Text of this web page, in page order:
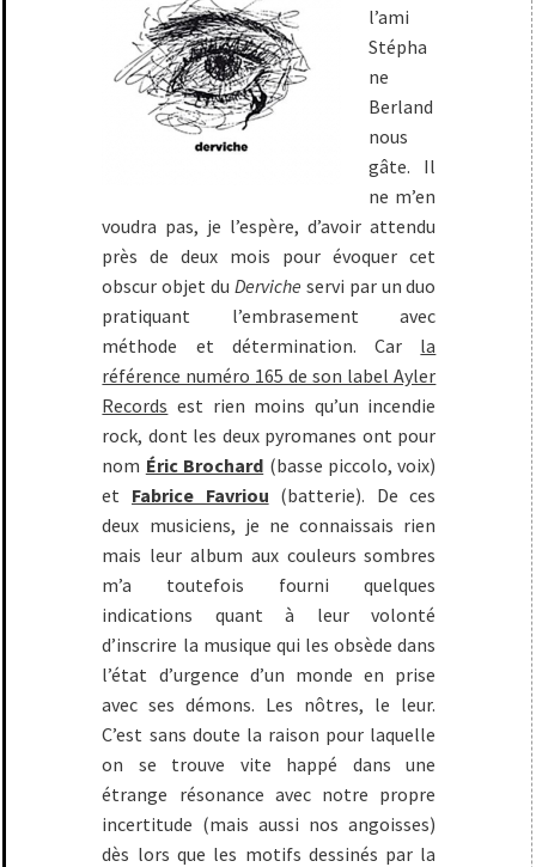
l’ami
Stépha
ne
Berland
nous
gâte. Il
ne m’en
voudra pas, je l’espère, d’avoir attendu
près de deux mois pour évoquer cet
obscur objet du Derviche servi par un duo
pratiquant l’embrasement avec
méthode et détermination. Car la
référence numéro 165 de son label Ayler
Records est rien moins qu’un incendie
rock, dont les deux pyromanes ont pour
nom Éric Brochard (basse piccolo, voix)
et Fabrice Favriou (batterie). De ces
deux musiciens, je ne connaissais rien
mais leur album aux couleurs sombres
m’a toutefois fourni quelques
indications quant à leur volonté
d’inscrire la musique qui les obsède dans
l’état d’urgence d’un monde en prise
avec ses démons. Les nôtres, le leur.
C’est sans doute la raison pour laquelle
on se trouve vite happé dans une
étrange résonance avec notre propre
incertitude (mais aussi nos angoisses)
dès lors que les motifs dessinés par la